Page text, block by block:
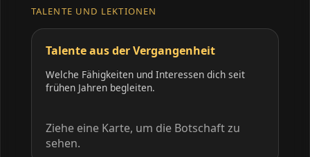
TALENTE UND LEKTIONEN
Talente aus der Vergangenheit
Welche Fähigkeiten und Interessen dich seit
frühen Jahren begleiten.
Ziehe eine Karte, um die Botschaft zu
sehen.